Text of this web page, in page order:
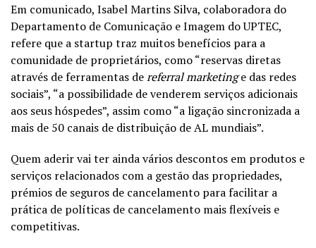
Em comunicado, Isabel Martins Silva, colaboradora do
Departamento de Comunicação e Imagem do UPTEC,
refere que a startup traz muitos benefícios para a
comunidade de proprietários, como “reservas diretas
através de ferramentas dereferral marketinge das redes
sociais”, “a possibilidade de venderem serviços adicionais
aos seus hóspedes”, assim como “a ligação sincronizada a
mais de 50 canais de distribuição de AL mundiais”.
Quem aderir vai ter ainda vários descontos em produtos e
serviços relacionados com a gestão das propriedades,
prémios de seguros de cancelamento para facilitar a
prática de políticas de cancelamento mais flexíveis e
competitivas.